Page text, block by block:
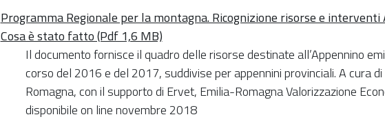
Programma Regionale per la montagna. Ricognizione risorse e
Cosa è stato fatto (Pdf 1,6 MB)
Il documento fornisce il quadro delle risorse destinate all’Appennino
corso del 2016 e del 2017, suddivise per appennini provinciali. A cura
Romagna, con il supporto di Ervet, Emilia-Romagna Valorizzazione
disponibile on line novembre 2018